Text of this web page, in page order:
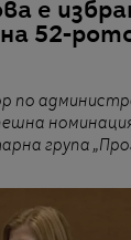
е
52-
по
група